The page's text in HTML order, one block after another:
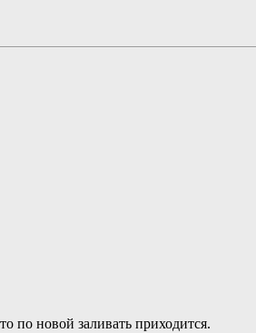
по новой заливать приходится.